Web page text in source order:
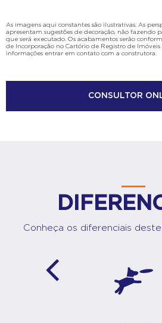
As imagens aqui constantes são ilustrativas. As
apresentam sugestões de decoração, não fazendo
que será executado. Os acabamentos serão
de Incorporação no Cartório de Registro de
informações entrar em contato com a construtora.
CONSULTOR
Conheça os diferenciais